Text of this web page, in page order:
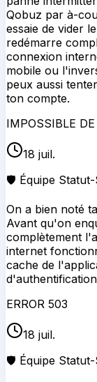
Qobuz par à-
essaie de vider
redémarre
connexion
mobile ou
peux aussi
ton compte.
IMPOSSIBLE
18 juil.
🛡️ Équipe Statut-
On a bien noté
Avant qu'on
complètement
internet
cache de
ERROR 503
18 juil.
🛡️ Équipe Statut-